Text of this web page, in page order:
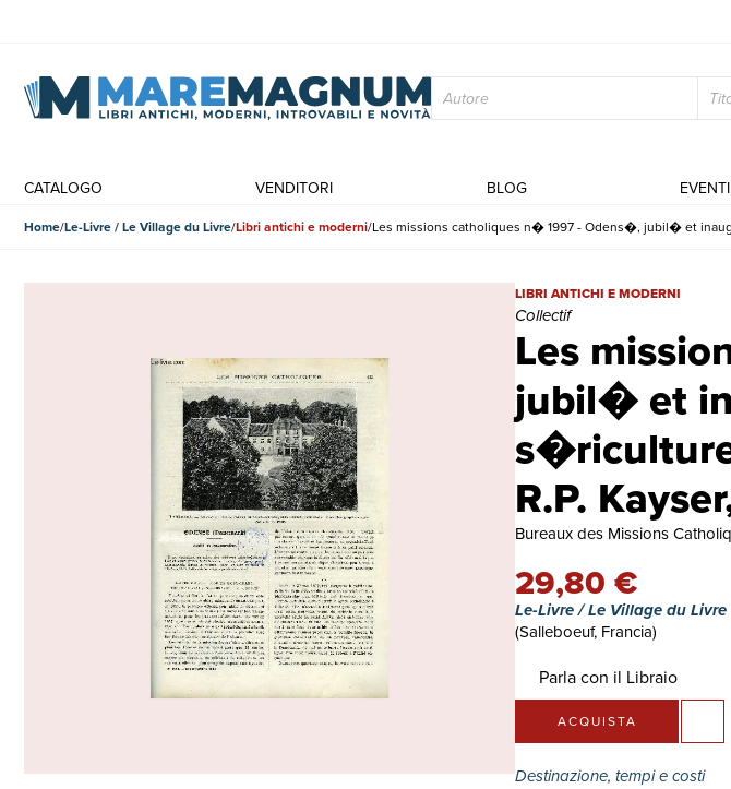
CATALOGO VENDITORI BLOG EVENTI
Home Le-Livre / Le Village du Livre Libri antichi e moderni Les missions catholiques n� 1997 - Odens�, jubil� et
Les
jubil� et
R.P.
Les missions catholiques n�
LIBRI ANTICHI E MODERNI
Collectif
Bureaux des Missions
29,80 €
Le-Livre / Le Village du Livre
(Salleboeuf, Francia)
Parla con il Libraio
ACQUISTA
Destinazione, tempi e costi